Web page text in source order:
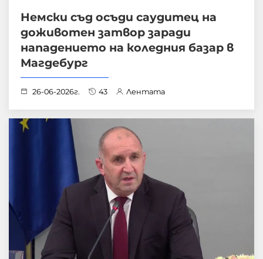
Немски съд осъди саудитец на
доживотен затвор заради
нападението на коледния базар в
Магдебург
26-06-2026г. 43 Лентата